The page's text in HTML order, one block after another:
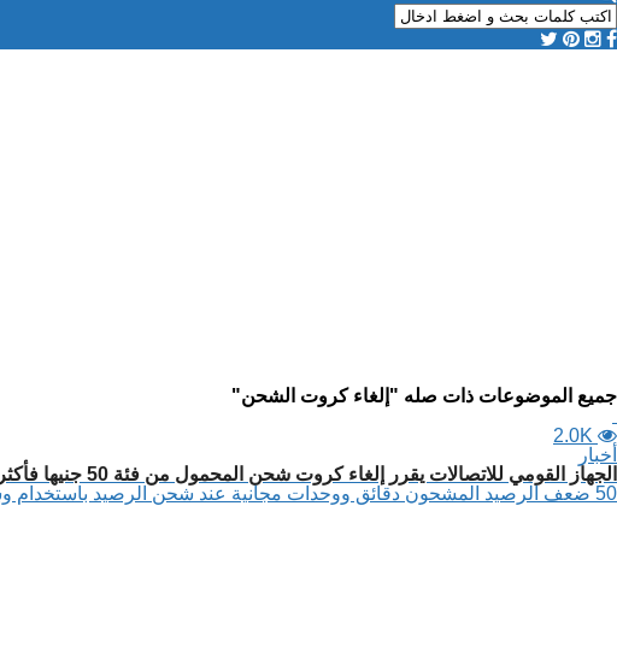
جميع الموضوعات ذات صله "إلغاء كروت الشحن"
2.0K
أخبار
الجهاز القومي للاتصالات يقرر إلغاء كروت شحن المحمول من فئة 50 جنيها فأكثر.. ما السبب؟!
50 ضعف الرصيد المشحون دقائق ووحدات مجانية عند شحن الرصيد باستخدام وسائل الدفع الإلكتروني